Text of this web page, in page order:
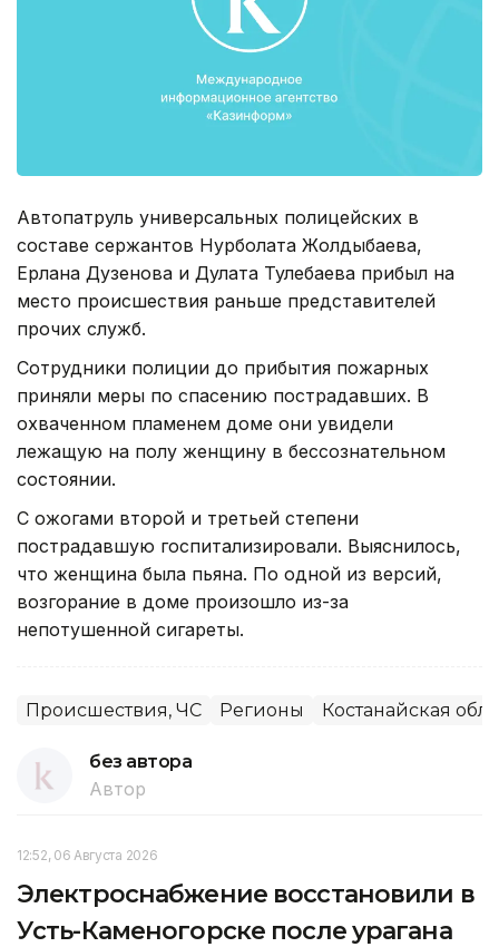
Автопатруль универсальных полицейских в
составе сержантов Нурболата Жолдыбаева,
Ерлана Дузенова и Дулата Тулебаева прибыл на
место происшествия раньше представителей
прочих служб.
Сотрудники полиции до прибытия пожарных
приняли меры по спасению пострадавших. В
охваченном пламенем доме они увидели
лежащую на полу женщину в бессознательном
состоянии.
С ожогами второй и третьей степени
пострадавшую госпитализировали. Выяснилось,
что женщина была пьяна. По одной из версий,
возгорание в доме произошло из-за
непотушенной сигареты.
Происшествия, ЧС Регионы Костанайская
без автора
Автор
12:52, 06 Августа 2026
Электроснабжение восстановили в
Усть-Каменогорске после урагана